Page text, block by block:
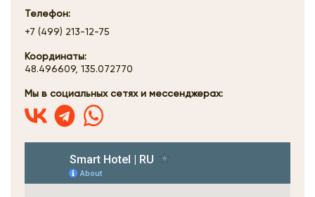
Телефон:
+7 (499) 213-12-75
Координаты:
48.496609, 135.072770
Мы в социальных сетях и мессенджерах: